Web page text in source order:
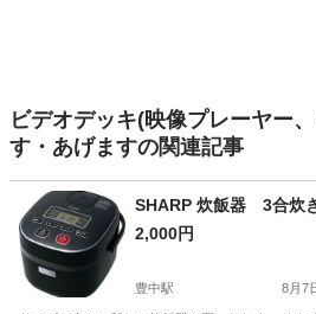
ビデオデッキ(映像プレーヤー
す・あげますの関連記事
SHARP 炊飯器 3合炊
2,000円
豊中駅 8月7